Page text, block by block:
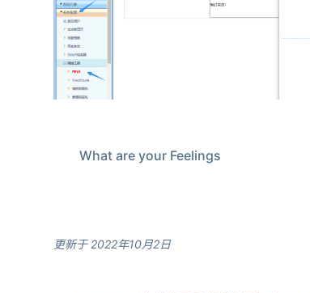
What are your Feelings
更新于 2022年10月2日